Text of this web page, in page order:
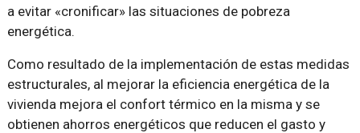
a evitar «cronificar» las situaciones de pobreza
energética.
Como resultado de la implementación de estas medidas
estructurales, al mejorar la eficiencia energética de la
vivienda mejora el confort térmico en la misma y se
obtienen ahorros energéticos que reducen el gasto y